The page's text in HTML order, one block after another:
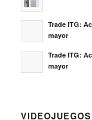
Trade ITG:
mayor
Trade ITG:
mayor
VIDEOJUEGOS